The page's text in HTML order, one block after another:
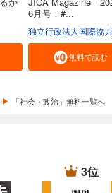
6月号：#...
独立行政法人国際協
無料で読む
「社会・政治」無料一覧へ
3位